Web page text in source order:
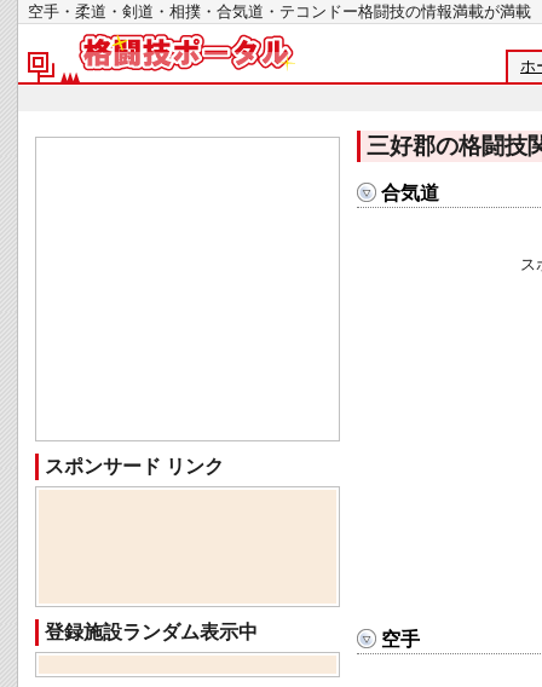
空手・柔道・剣道・相撲・合気道・テコンドー格闘技の情報満載が
ホ
三好郡の格闘技
合気道
ス
空手
スポンサード リンク
登録施設ランダム表示中